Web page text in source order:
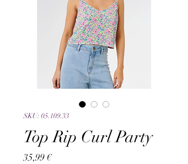
SKU: 05.109.33
Top Rip Curl Party
35,99 €Preço